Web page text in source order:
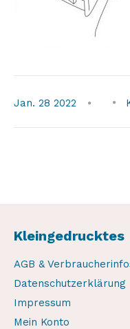
Jan. 28 2022
Kleingedrucktes
AGB &
Datenschutzerklärung
Impressum
Mein Konto